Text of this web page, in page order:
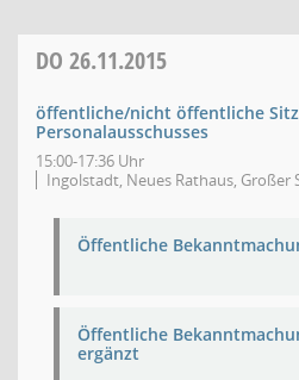
DO 26.11.2015
öffentliche/nicht öffentliche
Personalausschusses
15:00-17:36 Uhr
Ingolstadt, Neues Rathaus, Großer
Öffentliche
Öffentliche
ergänzt